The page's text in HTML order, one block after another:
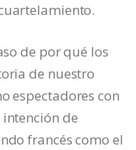
de por qué los
de nuestro
espectadores con
de
francés como el